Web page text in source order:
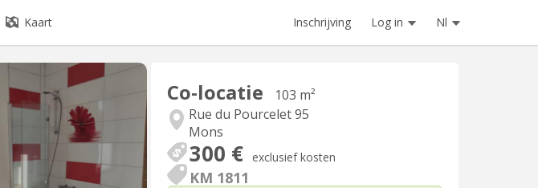
Kaart Inschrijving Log in Nl
Co-locatie
103 m²
Rue du Pourcelet 95
Mons
300 € exclusief kosten
KM 1811